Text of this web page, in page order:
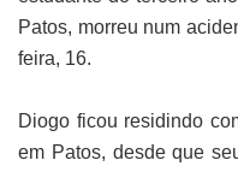
Patos, morreu num
feira, 16.
Diogo ficou residindo
em Patos, desde que